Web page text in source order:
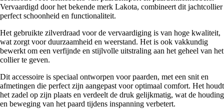
Vervaardigd door het bekende merk Lakota, combineert dit jachtcollier
perfect schoonheid en functionaliteit.
Het gebruikte zilverdraad voor de vervaardiging is van hoge kwaliteit,
wat zorgt voor duurzaamheid en weerstand. Het is ook vakkundig
bewerkt om een verfijnde en stijlvolle uitstraling aan het geheel van het
collier te geven.
Dit accessoire is speciaal ontworpen voor paarden, met een snit en
afmetingen die perfect zijn aangepast voor optimaal comfort. Het houdt
het zadel op zijn plaats en verdeelt de druk gelijkmatig, wat de houding
en beweging van het paard tijdens inspanning verbetert.